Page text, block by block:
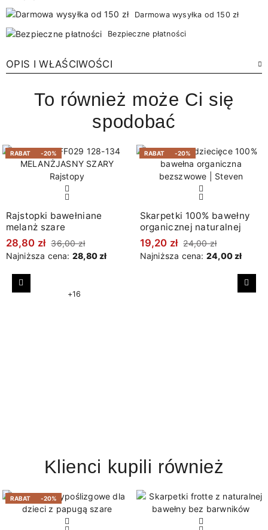
Darmowa wysyłka od 150 zł
Bezpieczne płatności
OPIS I WŁAŚCIWOŚCI
To również może Ci się
spodobać
RABAT -20%
Rajstopki bawełniane
melanż szare
28,80 zł 36,00 zł
Najniższa cena: 28,80 zł
+16
RABAT -20%
Skarpetki 100% bawełny
organicznej naturalnej
19,20 zł 24,00 zł
Najniższa cena: 24,00 zł
Poprzedni
Klienci kupili również
RABAT -20%